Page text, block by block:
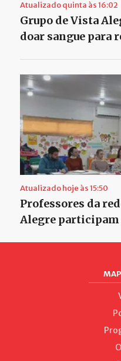
Atualizado quinta às 16:02
Grupo de Vista
doar sangue para
Atualizado hoje às 15:50
Professores da
Alegre participam